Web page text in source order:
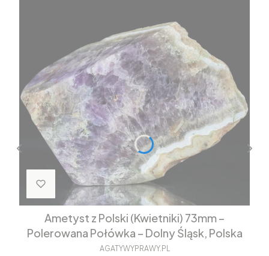
Ametyst z Polski (Kwietniki) 73mm –
Polerowana Połówka – Dolny Śląsk, Polska
AGATYWYPRAWY.PL